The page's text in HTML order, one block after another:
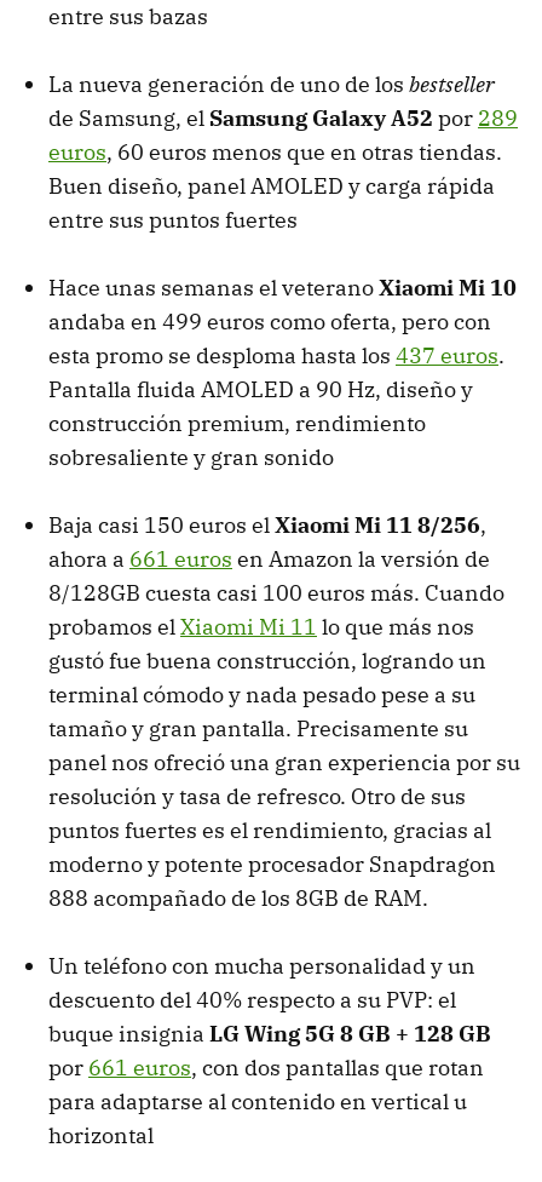
entre sus bazas
La nueva generación de uno de los bestseller
de Samsung, el Samsung Galaxy A52 por 289
euros, 60 euros menos que en otras tiendas.
Buen diseño, panel AMOLED y carga rápida
entre sus puntos fuertes
Hace unas semanas el veteranoXiaomi Mi 10
andaba en 499 euros como oferta, pero con
esta promo se desploma hasta los 437 euros.
Pantalla fluida AMOLED a 90 Hz, diseño y
construcción premium, rendimiento
sobresaliente y gran sonido
Baja casi 150 euros elXiaomi Mi 11 8/256,
ahora a 661 euros en Amazon la versión de
8/128GB cuesta casi 100 euros más. Cuando
probamos elXiaomi Mi 11 lo que más nos
gustó fue buena construcción, logrando un
terminal cómodo y nada pesado pese a su
tamaño y gran pantalla. Precisamente su
panel nos ofreció una gran experiencia por su
resolución y tasa de refresco. Otro de sus
puntos fuertes es el rendimiento, gracias al
moderno y potente procesador Snapdragon
888 acompañado de los 8GB de RAM.
Un teléfono con mucha personalidad y un
descuento del 40% respecto a su PVP: el
buque insignia LG Wing 5G 8 GB + 128 GB
por 661 euros, con dos pantallas que rotan
para adaptarse al contenido en vertical u
horizontal